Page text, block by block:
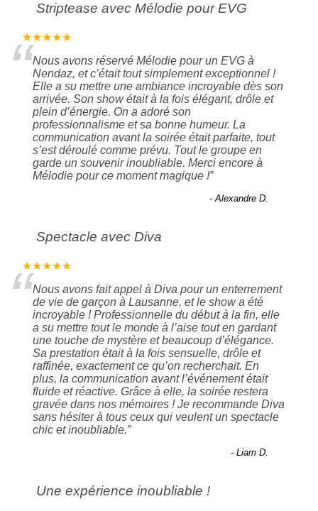
Striptease avec Mélodie pour EVG
★★★★★
“Nous avons réservé Mélodie pour un EVG à
Nendaz, et c’était tout simplement exceptionnel !
Elle a su mettre une ambiance incroyable dès son
arrivée. Son show était à la fois élégant, drôle et
plein d’énergie. On a adoré son
professionnalisme et sa bonne humeur. La
communication avant la soirée était parfaite, tout
s’est déroulé comme prévu. Tout le groupe en
garde un souvenir inoubliable. Merci encore à
Mélodie pour ce moment magique !”
- Alexandre D.
Spectacle avec Diva
★★★★★
“Nous avons fait appel à Diva pour un enterrement
de vie de garçon à Lausanne, et le show a été
incroyable ! Professionnelle du début à la fin, elle
a su mettre tout le monde à l’aise tout en gardant
une touche de mystère et beaucoup d’élégance.
Sa prestation était à la fois sensuelle, drôle et
raffinée, exactement ce qu’on recherchait. En
plus, la communication avant l’événement était
fluide et réactive. Grâce à elle, la soirée restera
gravée dans nos mémoires ! Je recommande Diva
sans hésiter à tous ceux qui veulent un spectacle
chic et inoubliable.”
- Liam D.
Une expérience inoubliable !